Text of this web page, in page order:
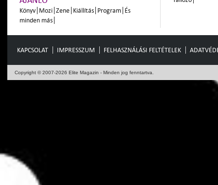
Könyv Mozi Zene Kiállítás Program És
minden más
KAPCSOLAT IMPRESSZUM FELHASZNÁLÁSI FELTÉTELEK
Copyright © 2007-2026 Elite Magazin - Minden jog fenntartva.